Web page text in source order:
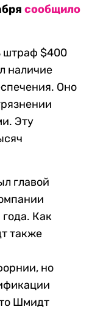
сообщило
штраф $400
наличие
Оно
Эту
главой
Как
также
но
Шмидт